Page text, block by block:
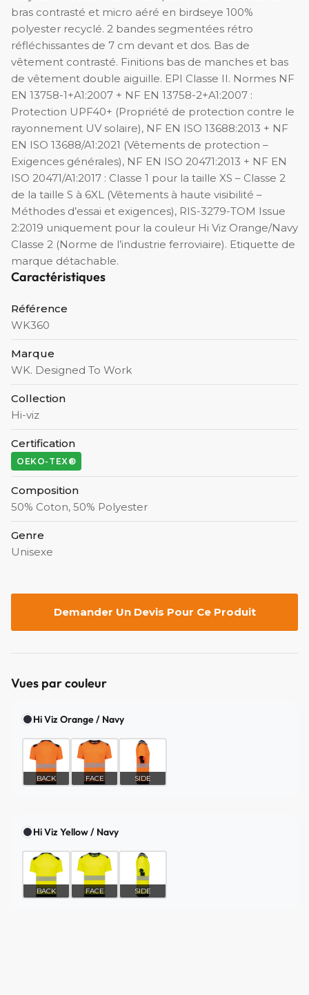
bras contrasté et micro aéré en birdseye 100%
polyester recyclé. 2 bandes segmentées rétro
réfléchissantes de 7 cm devant et dos. Bas de
vêtement contrasté. Finitions bas de manches et bas
de vêtement double aiguille. EPI Classe II. Normes NF
EN 13758-1+A1:2007 + NF EN 13758-2+A1:2007 :
Protection UPF40+ (Propriété de protection contre le
rayonnement UV solaire), NF EN ISO 13688:2013 + NF
EN ISO 13688/A1:2021 (Vêtements de protection –
Exigences générales), NF EN ISO 20471:2013 + NF EN
ISO 20471/A1:2017 : Classe 1 pour la taille XS – Classe 2
de la taille S à 6XL (Vêtements à haute visibilité –
Méthodes d’essai et exigences), RIS-3279-TOM Issue
2:2019 uniquement pour la couleur Hi Viz Orange/Navy
Classe 2 (Norme de l’industrie ferroviaire). Etiquette de
marque détachable.
Caractéristiques
Référence
WK360
Marque
WK. Designed To Work
Collection
Hi-viz
Certification
OEKO-TEX®
Composition
50% Coton, 50% Polyester
Genre
Unisexe
Demander Un Devis Pour Ce Produit
Vues par couleur
Hi Viz Orange / Navy
BACK FACE SIDE
Hi Viz Yellow / Navy
BACK FACE SIDE